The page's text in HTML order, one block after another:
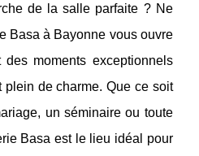
de la salle parfaite ? Ne
Basa à Bayonne vous ouvre
moments exceptionnels
de charme. Que ce soit
un séminaire ou toute
Basa est le lieu idéal pour